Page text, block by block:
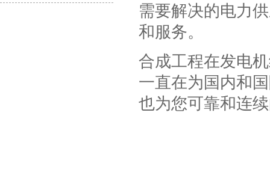
需要解决的电力
和服务。
合成工程在发电
一直在为国内和
也为您可靠和连